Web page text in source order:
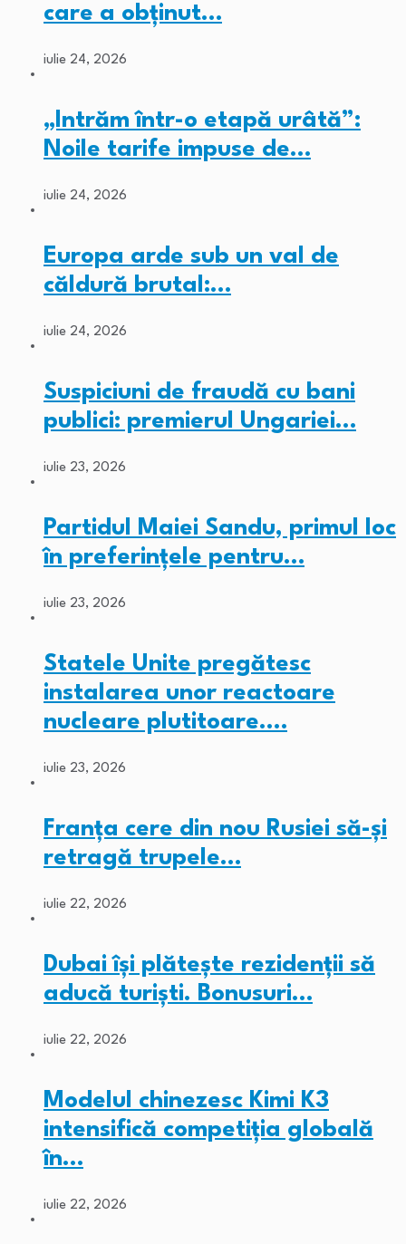
care a obținut…
iulie 24, 2026
„Intrăm într-o etapă urâtă”:
Noile tarife impuse de…
iulie 24, 2026
Europa arde sub un val de
căldură brutal:…
iulie 24, 2026
Suspiciuni de fraudă cu bani
publici: premierul Ungariei…
iulie 23, 2026
Partidul Maiei Sandu, primul loc
în preferințele pentru…
iulie 23, 2026
Statele Unite pregătesc
instalarea unor reactoare
nucleare plutitoare.…
iulie 23, 2026
Franța cere din nou Rusiei să-și
retragă trupele…
iulie 22, 2026
Dubai își plătește rezidenții să
aducă turiști. Bonusuri…
iulie 22, 2026
Modelul chinezesc Kimi K3
intensifică competiția globală
în…
iulie 22, 2026